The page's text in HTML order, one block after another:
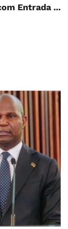
Entrada ...